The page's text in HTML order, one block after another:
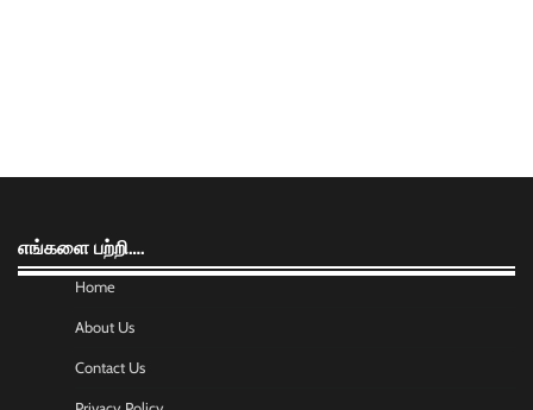
எங்களை பற்றி….
Home
About Us
Contact Us